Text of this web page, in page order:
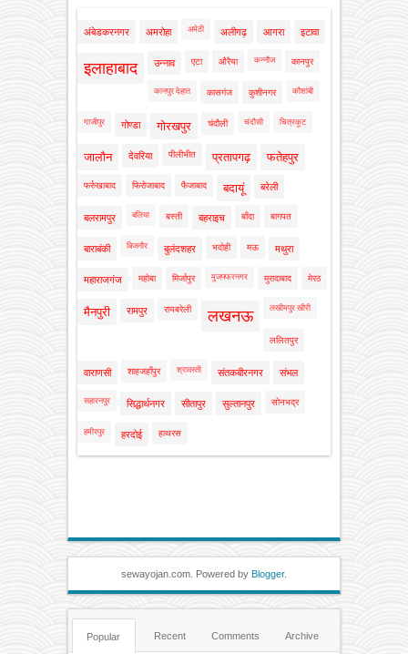
अंबेडकरनगर अमरोहा अमेठी अलीगढ़ आगरा इटावा
इलाहाबाद उन्नाव एटा औरैया कन्नौज कानपुर
कानपुर देहात कासगंज कुशीनगर कौशांबी
गाजीपुर गोण्डा गोरखपुर चंदौली चंदौसी चित्रकूट
जालौन देवरिया पीलीभीत प्रतापगढ़ फतेहपुर
फर्रुखाबाद फिरोजाबाद फैजाबाद बदायूं बरेली
बलरामपुर बलिया बस्ती बहराइच बाँदा बागपत
बाराबंकी बिजनौर बुलंदशहर भदोही मऊ मथुरा
महाराजगंज महोबा मिर्जापुर मुजफ्फरनगर मुरादाबाद मेरठ
मैनपुरी रामपुर रायबरेली लखनऊ लखीमपुर खीरी
ललितपुर
वाराणसी शाहजहाँपुर श्रावस्ती संतकबीरनगर संभल
सहारनपुर सिद्धार्थनगर सीतापुर सुल्तानपुर सोनभद्र
हमीरपुर हरदोई हाथरस
sewayojan.com. Powered by Blogger.
Popular Recent Comments Archive